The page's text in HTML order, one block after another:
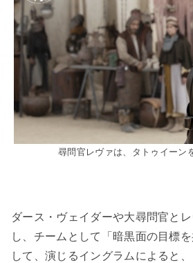
尋問官レヴァは、タトゥイーン
ダース・ヴェイダーや大尋問官と
し、チームとして「暗黒面の目標
して、演じるイングラムによると